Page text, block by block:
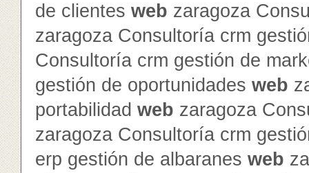
de clientes web zaragoza
zaragoza Consultoría crm
Consultoría crm gestión de
gestión de oportunidades web
portabilidad web zaragoza
zaragoza Consultoría crm
erp gestión de albaranes web